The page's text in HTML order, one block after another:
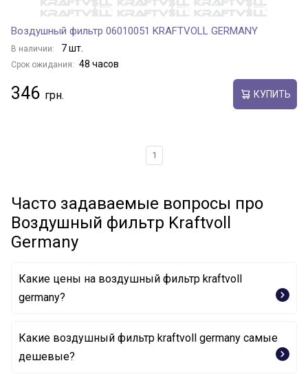
Воздушный фильтр 06010051 KRAFTVOLL GERMANY
В наличии: 7 шт.
Срок ожидания: 48 часов
346 КУПИТЬ
1
Часто задаваемые вопросы про
Воздушный фильтр Kraftvoll
Germany
Какие цены на воздушный фильтр kraftvoll
germany?
Какие воздушный фильтр kraftvoll germany самые
дешевые?